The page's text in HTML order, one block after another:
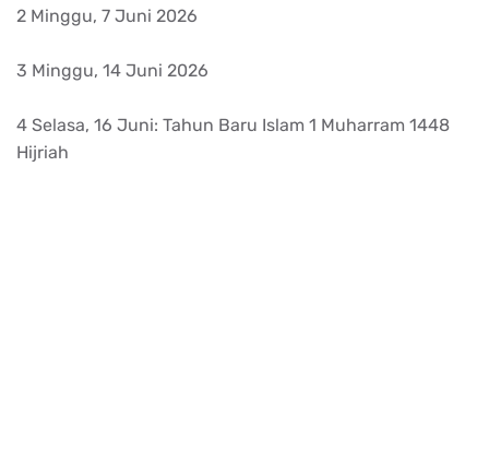
2 Minggu, 7 Juni 2026
3 Minggu, 14 Juni 2026
4 Selasa, 16 Juni: Tahun Baru Islam 1 Muharram 1448
Hijriah